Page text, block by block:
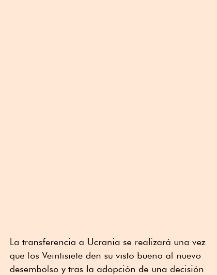
La transferencia a Ucrania se realizará una vez
que los Veintisiete den su visto bueno al nuevo
desembolso y tras la adopción de una decisión